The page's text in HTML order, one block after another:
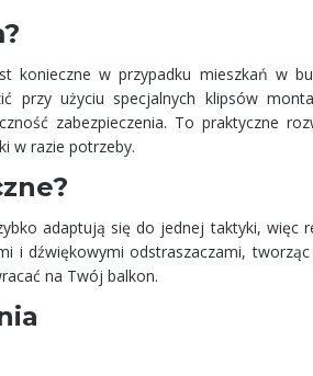
konieczne w przypadku mieszkań w
przy użyciu specjalnych klipsów
zabezpieczenia. To praktyczne
w razie potrzeby.
adaptują się do jednej taktyki, więc
i dźwiękowymi odstraszaczami, tworząc
na Twój balkon.